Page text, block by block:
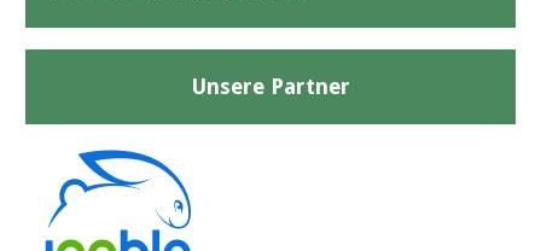
Unsere Partner